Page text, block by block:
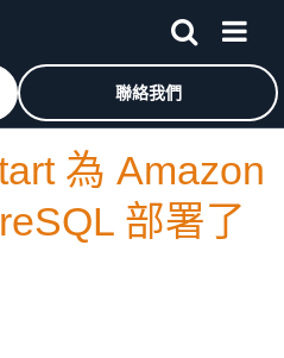
Web Services 首頁
聯絡我們
為 Amazon
部署了